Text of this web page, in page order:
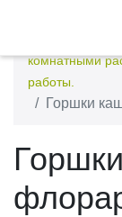
комнатными
работы.
Горшки